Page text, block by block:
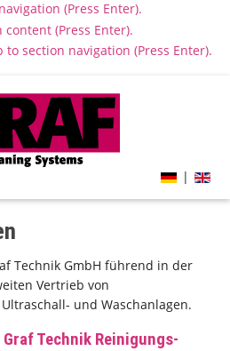
(Press Enter).
content (Press Enter).
to section navigation (Press Enter).
|
Technik GmbH führend in der
Vertrieb von
und Waschanlagen.
Technik Reinigungs-